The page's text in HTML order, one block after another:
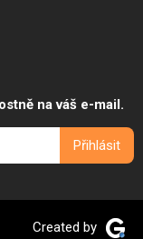
na váš e-mail.
Created by